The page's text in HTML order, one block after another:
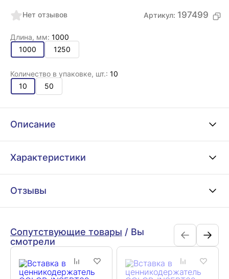
Нет отзывов Артикул: 197499
Длина, мм: 1000
1000
1250
Количество в упаковке, шт.: 10
10
50
Описание
Характеристики
Отзывы
Сопутствующие товары / Вы
смотрели